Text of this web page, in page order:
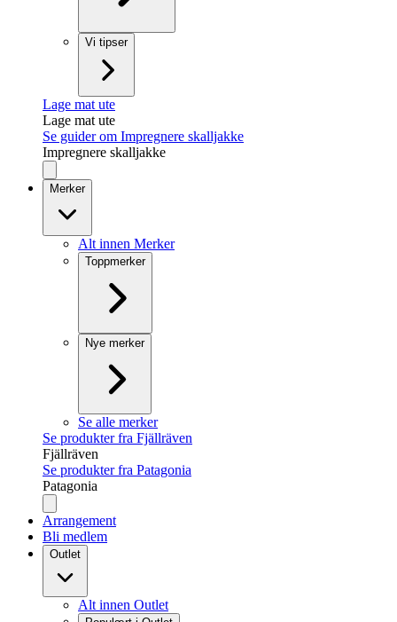
Vi tipser
Lage mat ute
Lage mat ute
Se guider om Impregnere skalljakke
Impregnere skalljakke
Merker
Alt innen Merker
Toppmerker
Nye merker
Se alle merker
Se produkter fra Fjällräven
Fjällräven
Se produkter fra Patagonia
Patagonia
Arrangement
Bli medlem
Outlet
Alt innen Outlet